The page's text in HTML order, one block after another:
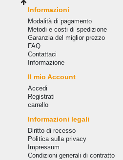
Informazioni
Modalità di pagamento
Metodi e costi di spedizione
Garanzia del miglior prezzo
FAQ
Сontattaci
Informazione
Il mio Account
Accedi
Registrati
carrello
Informazioni legali
Diritto di recesso
Politica sulla privacy
Impressum
Condizioni generali di contratto